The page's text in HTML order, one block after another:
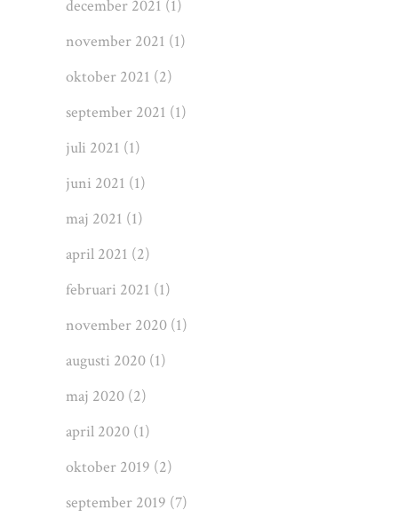
december 2021 (1)
november 2021 (1)
oktober 2021 (2)
september 2021 (1)
juli 2021 (1)
juni 2021 (1)
maj 2021 (1)
april 2021 (2)
februari 2021 (1)
november 2020 (1)
augusti 2020 (1)
maj 2020 (2)
april 2020 (1)
oktober 2019 (2)
september 2019 (7)